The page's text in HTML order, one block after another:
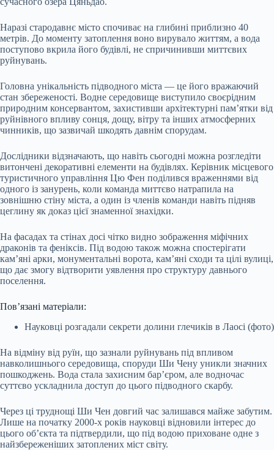
Наразі стародавнє місто спочиває на глибині приблизно 40
метрів. До моменту затоплення воно вирувало життям, а вода
поступово вкрила його будівлі, не спричинивши миттєвих
руйнувань.
Головна унікальність підводного міста — це його вражаючий
стан збереженості. Водне середовище виступило своєрідним
природним консервантом, захистивши архітектурні пам’ятки від
руйнівного впливу сонця, дощу, вітру та інших атмосферних
чинників, що зазвичай шкодять давнім спорудам.
Дослідники відзначають, що навіть сьогодні можна розгледіти
витончені декоративні елементи на будівлях. Керівник місцевого
туристичного управління Цю Фен поділився враженнями від
одного із занурень, коли команда миттєво натрапила на
зовнішню стіну міста, а один із членів команди навіть підняв
цеглину як доказ цієї знаменної знахідки.
На фасадах та стінах досі чітко видно зображення міфічних
драконів та феніксів. Під водою також можна спостерігати
кам’яні арки, монументальні ворота, кам’яні сходи та цілі вулиці,
що дає змогу відтворити уявлення про структуру давнього
поселення.
Пов’язані матеріали:
Науковці розгадали секрети долини глечиків в Лаосі (фото)
На відміну від руїн, що зазнали руйнувань під впливом
навколишнього середовища, споруди Ши Чену уникли значних
пошкоджень. Вода стала захисним бар’єром, але водночас
суттєво ускладнила доступ до цього підводного скарбу.
Через ці труднощі Ши Чен довгий час залишався майже забутим.
Лише на початку 2000-х років науковці відновили інтерес до
цього об’єкта та підтвердили, що під водою приховане одне з
найзбереженіших затоплених міст світу.